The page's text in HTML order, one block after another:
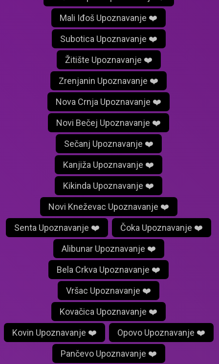
Mali Iđoš Upoznavanje ❤️
Subotica Upoznavanje ❤️
Žitište Upoznavanje ❤️
Zrenjanin Upoznavanje ❤️
Nova Crnja Upoznavanje ❤️
Novi Bečej Upoznavanje ❤️
Sečanj Upoznavanje ❤️
Kanjiža Upoznavanje ❤️
Kikinda Upoznavanje ❤️
Novi Kneževac Upoznavanje ❤️
Senta Upoznavanje ❤️ Čoka Upoznavanje ❤️
Alibunar Upoznavanje ❤️
Bela Crkva Upoznavanje ❤️
Vršac Upoznavanje ❤️
Kovačica Upoznavanje ❤️
Kovin Upoznavanje ❤️ Opovo Upoznavanje ❤️
Pančevo Upoznavanje ❤️